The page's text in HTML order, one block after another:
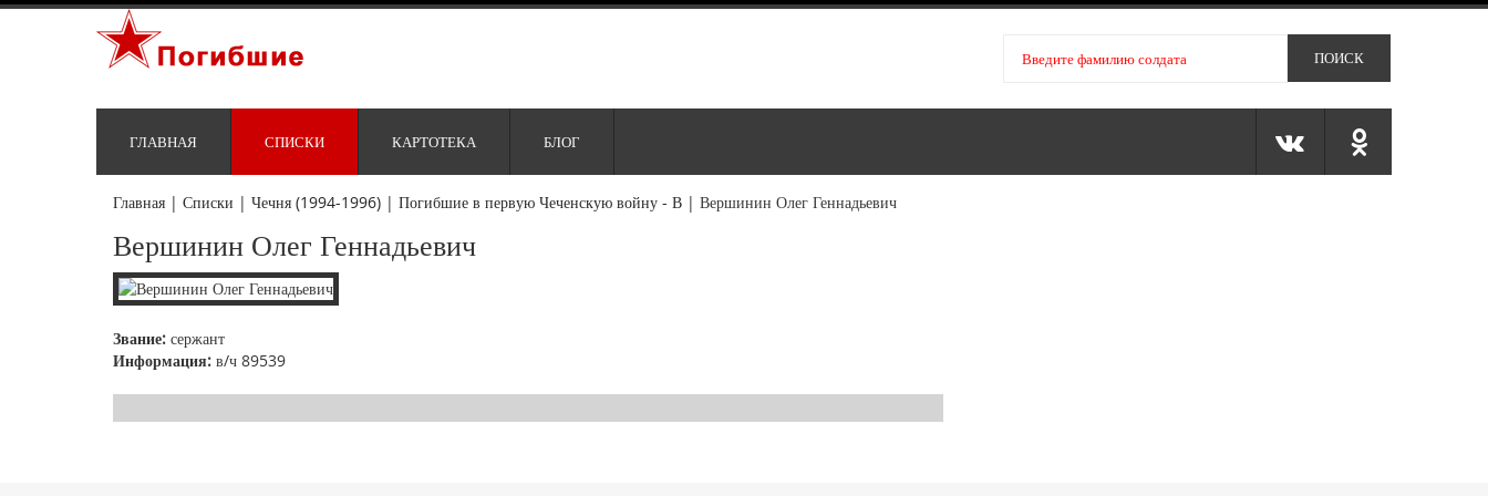
ГЛАВНАЯ СПИСКИ КАРТОТЕКА БЛОГ
Главная | Списки | Чечня (1994-1996) | Погибшие в первую Чеченскую войну - В | Вершинин Олег Геннадьевич
Вершинин Олег Геннадьевич
Звание: сержант
Информация: в/ч 89539